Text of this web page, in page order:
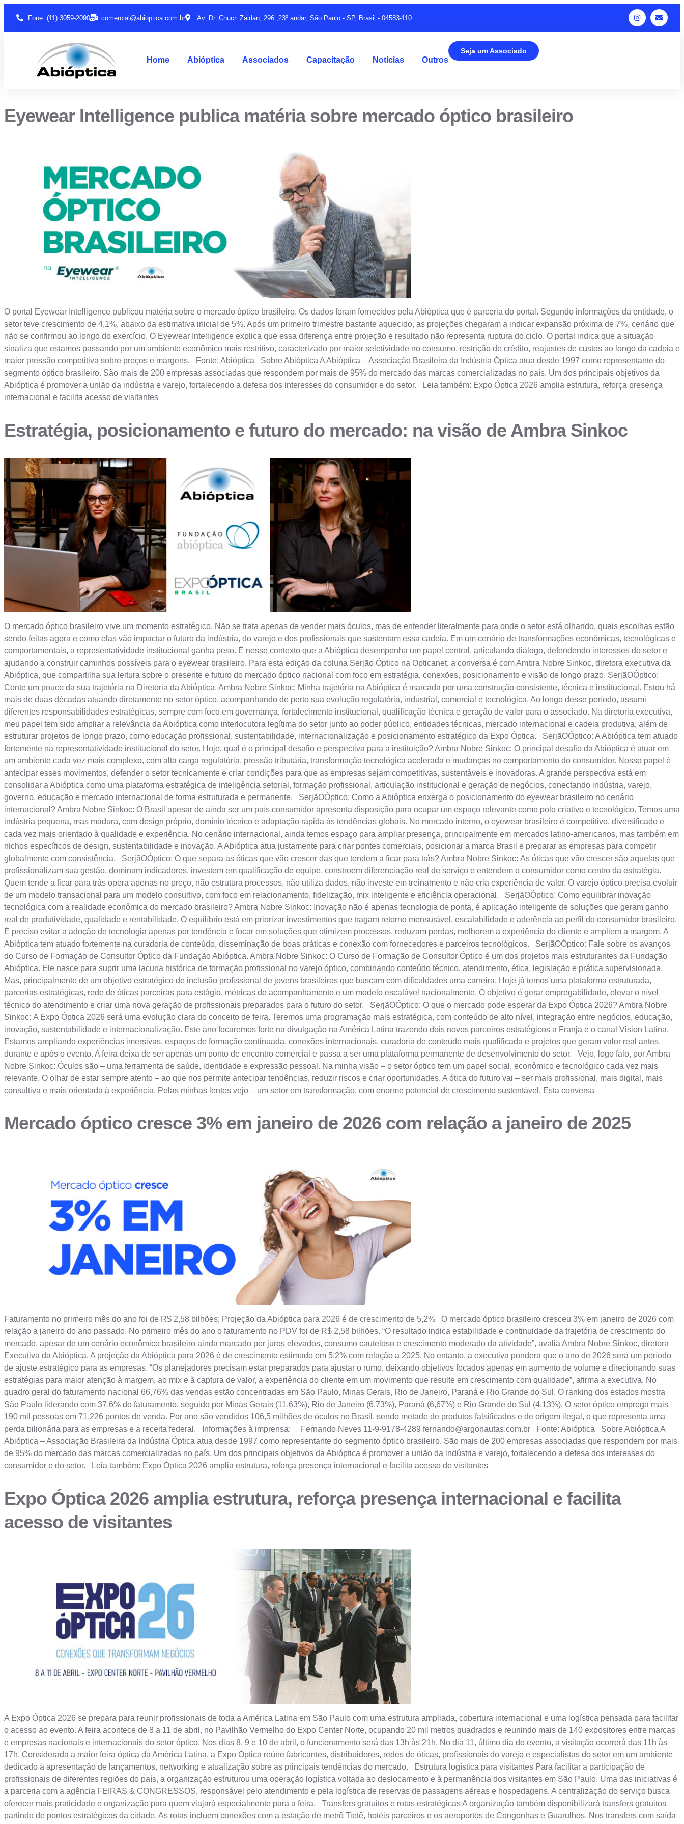
Fone: (11) 3059-2090 comercial@abioptica.com.br Av. Dr. Chucri Zaidan, 296 ,23º andar, São Paulo - SP, Brasil - 04583-110
Home Abióptica Associados Capacitação Notícias Outros
Seja um Associado
Eyewear Intelligence publica matéria sobre mercado óptico brasileiro
O portal Eyewear Intelligence publicou matéria sobre o mercado óptico brasileiro. Os dados foram fornecidos pela Abióptica que é parceria do portal. Segundo informações da entidade, o
setor teve crescimento de 4,1%, abaixo da estimativa inicial de 5%. Após um primeiro trimestre bastante aquecido, as projeções chegaram a indicar expansão próxima de 7%, cenário que
não se confirmou ao longo do exercício. O Eyewear Intelligence explica que essa diferença entre projeção e resultado não representa ruptura do ciclo. O portal indica que a situação
sinaliza que estamos passando por um ambiente econômico mais restritivo, caracterizado por maior seletividade no consumo, restrição de crédito, reajustes de custos ao longo da cadeia e
maior pressão competitiva sobre preços e margens. Fonte: Abióptica Sobre Abióptica A Abióptica – Associação Brasileira da Indústria Óptica atua desde 1997 como representante do
segmento óptico brasileiro. São mais de 200 empresas associadas que respondem por mais de 95% do mercado das marcas comercializadas no país. Um dos principais objetivos da
Abióptica é promover a união da indústria e varejo, fortalecendo a defesa dos interesses do consumidor e do setor. Leia também: Expo Óptica 2026 amplia estrutura, reforça presença
internacional e facilita acesso de visitantes
Estratégia, posicionamento e futuro do mercado: na visão de Ambra Sinkoc
O mercado óptico brasileiro vive um momento estratégico. Não se trata apenas de vender mais óculos, mas de entender literalmente para onde o setor está olhando, quais escolhas estão
sendo feitas agora e como elas vão impactar o futuro da indústria, do varejo e dos profissionais que sustentam essa cadeia. Em um cenário de transformações econômicas, tecnológicas e
comportamentais, a representatividade institucional ganha peso. É nesse contexto que a Abióptica desempenha um papel central, articulando diálogo, defendendo interesses do setor e
ajudando a construir caminhos possíveis para o eyewear brasileiro. Para esta edição da coluna Serjão Óptico na Opticanet, a conversa é com Ambra Nobre Sinkoc, diretora executiva da
Abióptica, que compartilha sua leitura sobre o presente e futuro do mercado óptico nacional com foco em estratégia, conexões, posicionamento e visão de longo prazo. SerjãOÓptico:
Conte um pouco da sua trajetória na Diretoria da Abióptica. Ambra Nobre Sinkoc: Minha trajetória na Abióptica é marcada por uma construção consistente, técnica e institucional. Estou há
mais de duas décadas atuando diretamente no setor óptico, acompanhando de perto sua evolução regulatória, industrial, comercial e tecnológica. Ao longo desse período, assumi
diferentes responsabilidades estratégicas, sempre com foco em governança, fortalecimento institucional, qualificação técnica e geração de valor para o associado. Na diretoria executiva,
meu papel tem sido ampliar a relevância da Abióptica como interlocutora legítima do setor junto ao poder público, entidades técnicas, mercado internacional e cadeia produtiva, além de
estruturar projetos de longo prazo, como educação profissional, sustentabilidade, internacionalização e posicionamento estratégico da Expo Óptica. SerjãOÓptico: A Abióptica tem atuado
fortemente na representatividade institucional do setor. Hoje, qual é o principal desafio e perspectiva para a instituição? Ambra Nobre Sinkoc: O principal desafio da Abióptica é atuar em
um ambiente cada vez mais complexo, com alta carga regulatória, pressão tributária, transformação tecnológica acelerada e mudanças no comportamento do consumidor. Nosso papel é
antecipar esses movimentos, defender o setor tecnicamente e criar condições para que as empresas sejam competitivas, sustentáveis e inovadoras. A grande perspectiva está em
consolidar a Abióptica como uma plataforma estratégica de inteligência setorial, formação profissional, articulação institucional e geração de negócios, conectando indústria, varejo,
governo, educação e mercado internacional de forma estruturada e permanente. SerjãOÓptico: Como a Abióptica enxerga o posicionamento do eyewear brasileiro no cenário
internacional? Ambra Nobre Sinkoc: O Brasil apesar de ainda ser um país consumidor apresenta disposição para ocupar um espaço relevante como polo criativo e tecnológico. Temos uma
indústria pequena, mas madura, com design próprio, domínio técnico e adaptação rápida às tendências globais. No mercado interno, o eyewear brasileiro é competitivo, diversificado e
cada vez mais orientado à qualidade e experiência. No cenário internacional, ainda temos espaço para ampliar presença, principalmente em mercados latino-americanos, mas também em
nichos específicos de design, sustentabilidade e inovação. A Abióptica atua justamente para criar pontes comerciais, posicionar a marca Brasil e preparar as empresas para competir
globalmente com consistência. SerjãOÓptico: O que separa as óticas que vão crescer das que tendem a ficar para trás? Ambra Nobre Sinkoc: As óticas que vão crescer são aquelas que
profissionalizam sua gestão, dominam indicadores, investem em qualificação de equipe, constroem diferenciação real de serviço e entendem o consumidor como centro da estratégia.
Quem tende a ficar para trás opera apenas no preço, não estrutura processos, não utiliza dados, não investe em treinamento e não cria experiência de valor. O varejo óptico precisa evoluir
de um modelo transacional para um modelo consultivo, com foco em relacionamento, fidelização, mix inteligente e eficiência operacional. SerjãOÓptico: Como equilibrar inovação
tecnológica com a realidade econômica do mercado brasileiro? Ambra Nobre Sinkoc: Inovação não é apenas tecnologia de ponta, é aplicação inteligente de soluções que geram ganho
real de produtividade, qualidade e rentabilidade. O equilíbrio está em priorizar investimentos que tragam retorno mensurável, escalabilidade e aderência ao perfil do consumidor brasileiro.
É preciso evitar a adoção de tecnologia apenas por tendência e focar em soluções que otimizem processos, reduzam perdas, melhorem a experiência do cliente e ampliem a margem. A
Abióptica tem atuado fortemente na curadoria de conteúdo, disseminação de boas práticas e conexão com fornecedores e parceiros tecnológicos. SerjãOÓptico: Fale sobre os avanços
do Curso de Formação de Consultor Óptico da Fundação Abióptica. Ambra Nobre Sinkoc: O Curso de Formação de Consultor Óptico é um dos projetos mais estruturantes da Fundação
Abióptica. Ele nasce para suprir uma lacuna histórica de formação profissional no varejo óptico, combinando conteúdo técnico, atendimento, ética, legislação e prática supervisionada.
Mas, principalmente de um objetivo estratégico de inclusão profissional de jovens brasileiros que buscam com dificuldades uma carreira. Hoje já temos uma plataforma estruturada,
parcerias estratégicas, rede de óticas parceiras para estágio, métricas de acompanhamento e um modelo escalável nacionalmente. O objetivo é gerar empregabilidade, elevar o nível
técnico do atendimento e criar uma nova geração de profissionais preparados para o futuro do setor. SerjãOÓptico: O que o mercado pode esperar da Expo Óptica 2026? Ambra Nobre
Sinkoc: A Expo Óptica 2026 será uma evolução clara do conceito de feira. Teremos uma programação mais estratégica, com conteúdo de alto nível, integração entre negócios, educação,
inovação, sustentabilidade e internacionalização. Este ano focaremos forte na divulgação na América Latina trazendo dois novos parceiros estratégicos a Franja e o canal Vision Latina.
Estamos ampliando experiências imersivas, espaços de formação continuada, conexões internacionais, curadoria de conteúdo mais qualificada e projetos que geram valor real antes,
durante e após o evento. A feira deixa de ser apenas um ponto de encontro comercial e passa a ser uma plataforma permanente de desenvolvimento do setor. Vejo, logo falo, por Ambra
Nobre Sinkoc: Óculos são – uma ferramenta de saúde, identidade e expressão pessoal. Na minha visão – o setor óptico tem um papel social, econômico e tecnológico cada vez mais
relevante. O olhar de estar sempre atento – ao que nos permite antecipar tendências, reduzir riscos e criar oportunidades. A ótica do futuro vai – ser mais profissional, mais digital, mais
consultiva e mais orientada à experiência. Pelas minhas lentes vejo – um setor em transformação, com enorme potencial de crescimento sustentável. Esta conversa
Mercado óptico cresce 3% em janeiro de 2026 com relação a janeiro de 2025
Faturamento no primeiro mês do ano foi de R$ 2,58 bilhões; Projeção da Abióptica para 2026 é de crescimento de 5,2% O mercado óptico brasileiro cresceu 3% em janeiro de 2026 com
relação a janeiro do ano passado. No primeiro mês do ano o faturamento no PDV foi de R$ 2,58 bilhões. “O resultado indica estabilidade e continuidade da trajetória de crescimento do
mercado, apesar de um cenário econômico brasileiro ainda marcado por juros elevados, consumo cauteloso e crescimento moderado da atividade”, avalia Ambra Nobre Sinkoc, diretora
Executiva da Abióptica. A projeção da Abióptica para 2026 é de crescimento estimado em 5,2% com relação a 2025. No entanto, a executiva pondera que o ano de 2026 será um período
de ajuste estratégico para as empresas. “Os planejadores precisam estar preparados para ajustar o rumo, deixando objetivos focados apenas em aumento de volume e direcionando suas
estratégias para maior atenção à margem, ao mix e à captura de valor, a experiência do cliente em um movimento que resulte em crescimento com qualidade”, afirma a executiva. No
quadro geral do faturamento nacional 66,76% das vendas estão concentradas em São Paulo, Minas Gerais, Rio de Janeiro, Paraná e Rio Grande do Sul. O ranking dos estados mostra
São Paulo liderando com 37,6% do faturamento, seguido por Minas Gerais (11,63%), Rio de Janeiro (6,73%), Paraná (6,67%) e Rio Grande do Sul (4,13%). O setor óptico emprega mais
190 mil pessoas em 71.226 pontos de venda. Por ano são vendidos 106,5 milhões de óculos no Brasil, sendo metade de produtos falsificados e de origem ilegal, o que representa uma
perda bilionária para as empresas e a receita federal. Informações à imprensa: Fernando Neves 11-9-9178-4289 fernando@argonautas.com.br Fonte: Abióptica Sobre Abióptica A
Abióptica – Associação Brasileira da Indústria Óptica atua desde 1997 como representante do segmento óptico brasileiro. São mais de 200 empresas associadas que respondem por mais
de 95% do mercado das marcas comercializadas no país. Um dos principais objetivos da Abióptica é promover a união da indústria e varejo, fortalecendo a defesa dos interesses do
consumidor e do setor. Leia também: Expo Óptica 2026 amplia estrutura, reforça presença internacional e facilita acesso de visitantes
Expo Óptica 2026 amplia estrutura, reforça presença internacional e facilita
acesso de visitantes
A Expo Óptica 2026 se prepara para reunir profissionais de toda a América Latina em São Paulo com uma estrutura ampliada, cobertura internacional e uma logística pensada para facilitar
o acesso ao evento. A feira acontece de 8 a 11 de abril, no Pavilhão Vermelho do Expo Center Norte, ocupando 20 mil metros quadrados e reunindo mais de 140 expositores entre marcas
e empresas nacionais e internacionais do setor óptico. Nos dias 8, 9 e 10 de abril, o funcionamento será das 13h às 21h. No dia 11, último dia do evento, a visitação ocorrerá das 11h às
17h. Considerada a maior feira óptica da América Latina, a Expo Óptica reúne fabricantes, distribuidores, redes de óticas, profissionais do varejo e especialistas do setor em um ambiente
dedicado à apresentação de lançamentos, networking e atualização sobre as principais tendências do mercado. Estrutura logística para visitantes Para facilitar a participação de
profissionais de diferentes regiões do país, a organização estruturou uma operação logística voltada ao deslocamento e à permanência dos visitantes em São Paulo. Uma das iniciativas é
a parceria com a agência FEIRAS & CONGRESSOS, responsável pelo atendimento e pela logística de reservas de passagens aéreas e hospedagens. A centralização do serviço busca
oferecer mais praticidade e organização para quem viajará especialmente para a feira. Transfers gratuitos e rotas estratégicas A organização também disponibilizará transfers gratuitos
partindo de pontos estratégicos da cidade. As rotas incluem conexões com a estação de metrô Tietê, hotéis parceiros e os aeroportos de Congonhas e Guarulhos. Nos transfers com saída